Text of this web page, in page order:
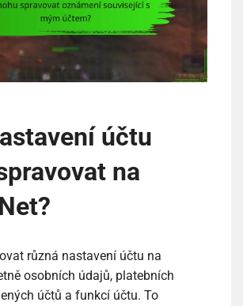
účtu
na
různá nastavení účtu na
osobních údajů, platebních
účtů a funkcí účtu. To